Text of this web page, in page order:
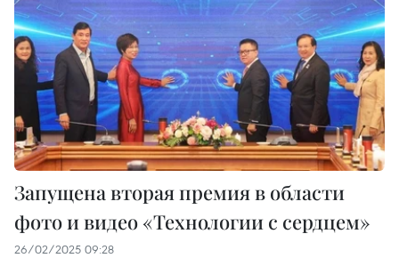
Запущена вторая премия в области
фото и видео «Технологии с сердцем»
26/02/2025 09:28